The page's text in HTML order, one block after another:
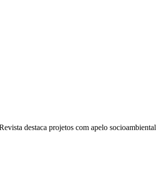
destaca projetos com apelo socioambiental